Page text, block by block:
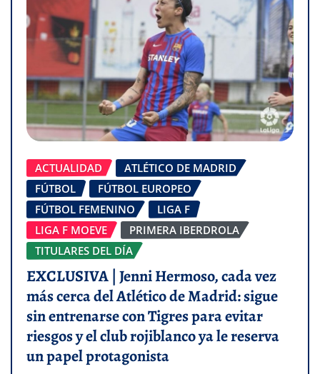
ACTUALIDAD
ATLÉTICO DE MADRID
FÚTBOL
FÚTBOL EUROPEO
FÚTBOL FEMENINO
LIGA F
LIGA F MOEVE
PRIMERA IBERDROLA
TITULARES DEL DÍA
EXCLUSIVA | Jenni Hermoso, cada vez
más cerca del Atlético de Madrid: sigue
sin entrenarse con Tigres para evitar
riesgos y el club rojiblanco ya le reserva
un papel protagonista